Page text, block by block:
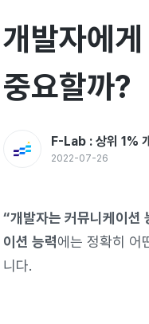
개발자에
중요할까?
F-Lab : 상위 1%
2022-07-26
“개발자는 커뮤니케이션
이션 능력에는 정확히 어
니다.